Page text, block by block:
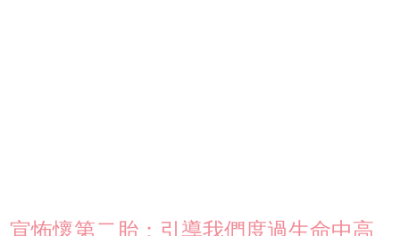
宣怖懷第二胎：引導我們度過生命中高